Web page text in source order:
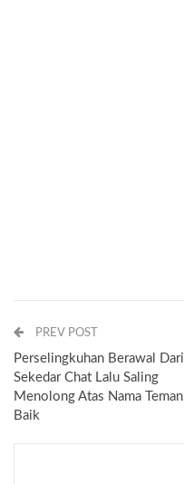
PREV POST
Perselingkuhan Berawal Dari
Sekedar Chat Lalu Saling
Menolong Atas Nama Teman
Baik